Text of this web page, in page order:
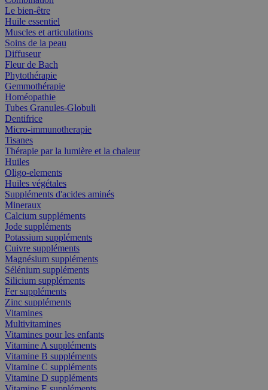
Le bien-être
Huile essentiel
Muscles et articulations
Soins de la peau
Diffuseur
Fleur de Bach
Phytothérapie
Gemmothérapie
Homéopathie
Tubes Granules-Globuli
Dentifrice
Micro-immunotherapie
Tisanes
Thérapie par la lumière et la chaleur
Huiles
Oligo-elements
Huiles végétales
Suppléments d'acides aminés
Mineraux
Calcium suppléments
Jode suppléments
Potassium suppléments
Cuivre suppléments
Magnésium suppléments
Sélénium suppléments
Silicium suppléments
Fer suppléments
Zinc suppléments
Vitamines
Multivitamines
Vitamines pour les enfants
Vitamine A suppléments
Vitamine B suppléments
Vitamine C suppléments
Vitamine D suppléments